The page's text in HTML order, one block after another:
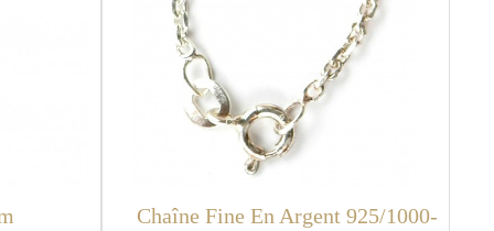
Chaîne Fine En Argent 925/1000-